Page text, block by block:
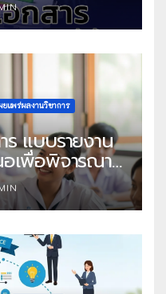
ยแพร่ผลงานวิชาการ
ร แบบรายงาน
อเพื่อพิจารณา
ใจ ประจำปี